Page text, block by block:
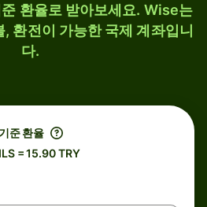
환율로 받아보세요. Wise는
환전이 가능한 국제 계좌입니
다.
기준 환율
= 15.90 TRY